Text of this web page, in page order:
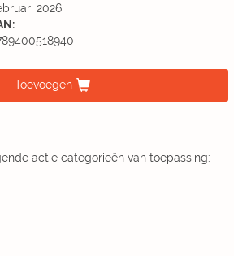
2026
Toevoegen
actie categorieën van toepassing: